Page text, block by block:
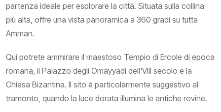
partenza ideale per esplorare la città. Situata sulla collina
più alta, offre una vista panoramica a 360 gradi su tutta
Amman.
Qui potrete ammirare il maestoso Tempio di Ercole di epoca
romana, il Palazzo degli Omayyadi dell'VIII secolo e la
Chiesa Bizantina. Il sito è particolarmente suggestivo al
tramonto, quando la luce dorata illumina le antiche rovine.